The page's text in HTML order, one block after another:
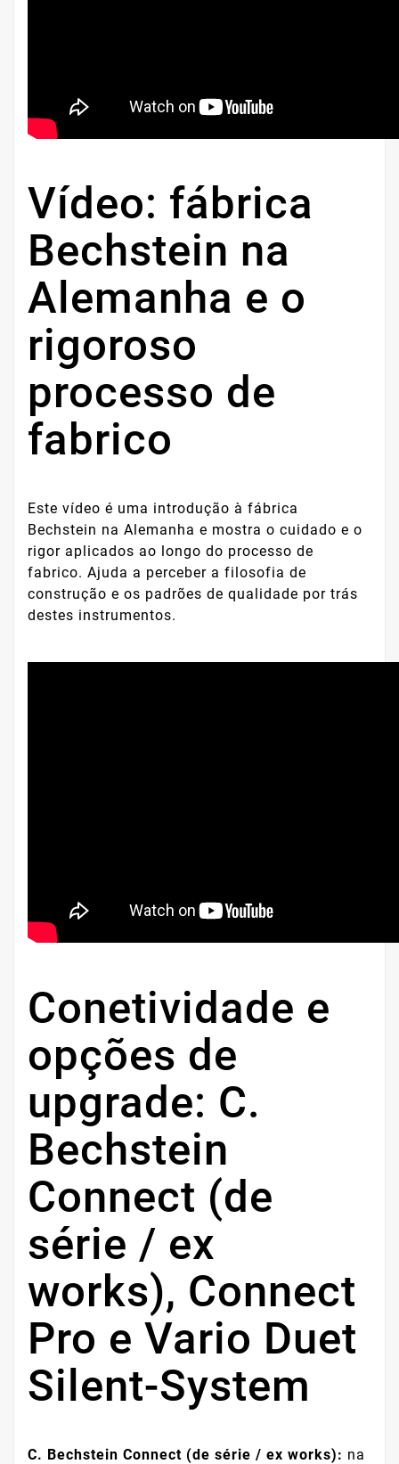
Vídeo: fábrica
Bechstein na
Alemanha e o
rigoroso
processo de
fabrico
Este vídeo é uma introdução à fábrica
Bechstein na Alemanha e mostra o cuidado e o
rigor aplicados ao longo do processo de
fabrico. Ajuda a perceber a filosofia de
construção e os padrões de qualidade por trás
destes instrumentos.
Conetividade e
opções de
upgrade: C.
Bechstein
Connect (de
série / ex
works), Connect
Pro e Vario Duet
Silent-System
C. Bechstein Connect (de série / ex works): na